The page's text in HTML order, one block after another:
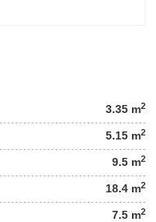
3.35 m2
5.15 m2
9.5 m2
18.4 m2
7.5 m2